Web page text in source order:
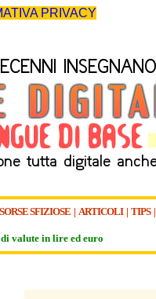
PRIVACY
SFIZIOSE | ARTICOLI| TIPS|
valute in lire ed euro